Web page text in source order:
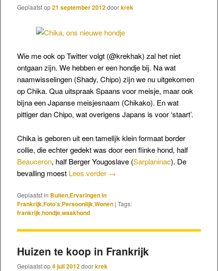
Geplaatst op21 september 2012doorkrek
Wie me ook op Twitter volgt (@krekhak) zal het niet
ontgaan zijn. We hebben er een hondje bij. Na wat
naamwisselingen (Shady, Chipo) zijn we nu uitgekomen
op Chika. Qua uitspraak Spaans voor meisje, maar ook
bijna een Japanse meisjesnaam (Chikako). En wat
pittiger dan Chipo, wat overigens Japans is voor ‘staart’.
Chika is geboren uit een tamelijk klein formaat border
collie, die echter gedekt was door een flinke hond, half
Beauceron, half Berger Yougoslave (Sarplaninac). De
bevalling moest Lees verder →
Geplaatst in Buiten,Ervaringen in
Frankrijk,Foto's,Persoonlijk,Wonen | Tags:
frankrijk,hondje,waakhond
Huizen te koop in Frankrijk
Geplaatst op4 juli 2012doorkrek